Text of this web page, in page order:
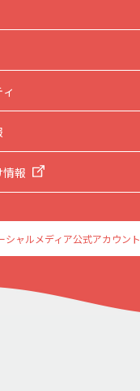
報
シャルメディア公式アカウント